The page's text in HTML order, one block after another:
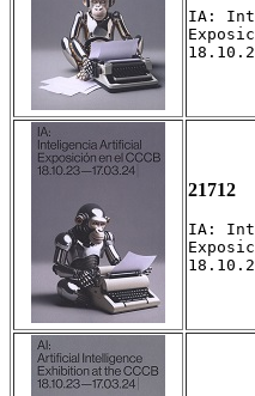
IA:
21712
IA: